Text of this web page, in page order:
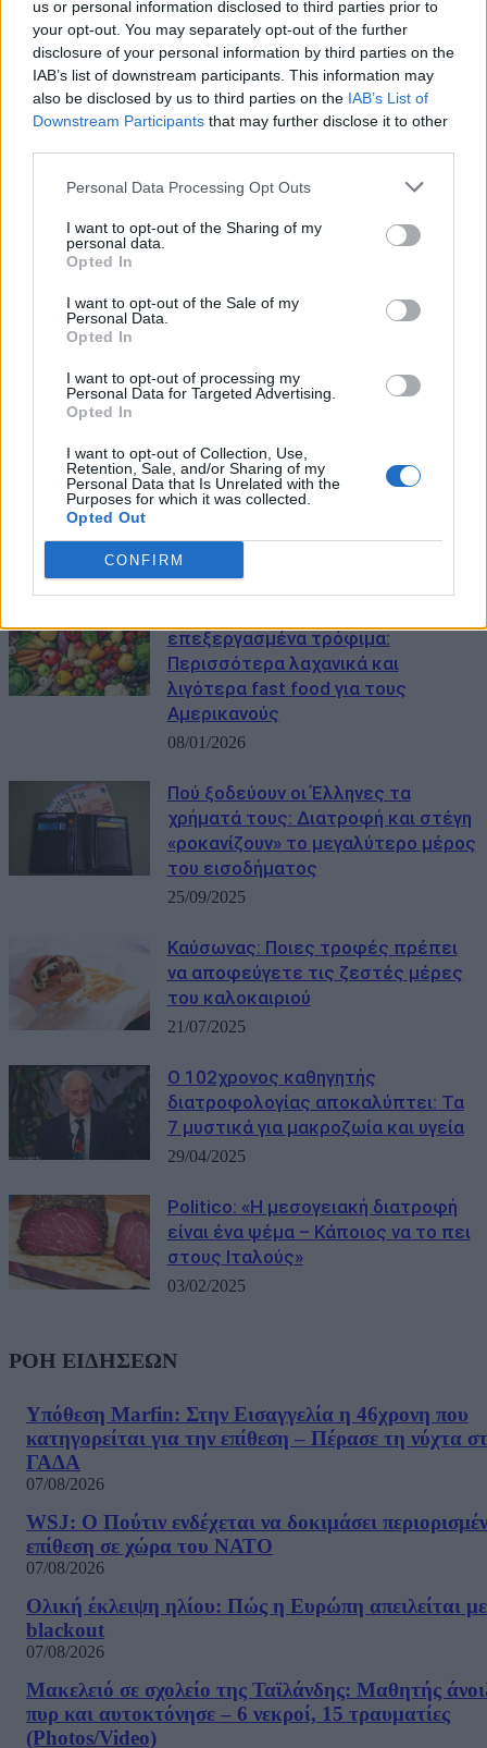
us or personal information disclosed to third parties prior to
your opt-out. You may separately opt-out of the further
disclosure of your personal information by third parties on the
IAB’s list of downstream participants. This information may
also be disclosed by us to third parties on the IAB’s List of
Downstream Participants that may further disclose it to other
Personal Data Processing Opt Outs
I want to opt-out of the Sharing of my
personal data.
Opted In
I want to opt-out of the Sale of my
Personal Data.
Opted In
I want to opt-out of processing my
Personal Data for Targeted Advertising.
Opted In
I want to opt-out of Collection, Use,
Retention, Sale, and/or Sharing of my
Personal Data that Is Unrelated with the
Purposes for which it was collected.
Opted Out
CONFIRM
ΜΠΟΡΕΙ ΝΑ ΣΑΣ ΕΝΔΙΑΦΕΡΕΙ
Νυχτερινή νηστεία σε συγχρονισμό
με τον ύπνο: Η απλή αλλαγή που
ενισχύει την καρδιομεταβολική
17/02/2026
επεξεργασμένα τρόφιμα:
Περισσότερα λαχανικά και
λιγότερα fast food για τους
Αμερικανούς
08/01/2026
Πού ξοδεύουν οι Έλληνες τα
χρήματά τους: Διατροφή και στέγη
«ροκανίζουν» το μεγαλύτερο μέρος
του εισοδήματος
25/09/2025
Καύσωνας: Ποιες τροφές πρέπει
να αποφεύγετε τις ζεστές μέρες
του καλοκαιριού
21/07/2025
Ο 102χρονος καθηγητής
διατροφολογίας αποκαλύπτει: Τα
7 μυστικά για μακροζωία και υγεία
29/04/2025
Politico: «Η μεσογειακή διατροφή
είναι ένα ψέμα – Κάποιος να το πει
στους Ιταλούς»
03/02/2025
ΡΟΗ ΕΙΔΗΣΕΩΝ
Υπόθεση Marfin: Στην Εισαγγελία η 46χρονη που
κατηγορείται για την επίθεση – Πέρασε τη νύχτα
ΓΑΔΑ
07/08/2026
WSJ: Ο Πούτιν ενδέχεται να δοκιμάσει
επίθεση σε χώρα του ΝΑΤΟ
07/08/2026
Ολική έκλειψη ηλίου: Πώς η Ευρώπη απειλείται με
blackout
07/08/2026
Μακελειό σε σχολείο της Ταϊλάνδης: Μαθητής
πυρ και αυτοκτόνησε – 6 νεκροί, 15 τραυματίες
(Photos/Video)